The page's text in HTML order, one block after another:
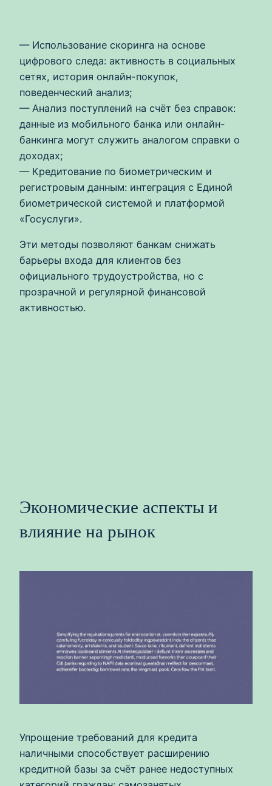
— Использование скоринга на основе
цифрового следа: активность в социальных
сетях, история онлайн-покупок,
поведенческий анализ;
— Анализ поступлений на счёт без справок:
данные из мобильного банка или онлайн-
банкинга могут служить аналогом справки о
доходах;
— Кредитование по биометрическим и
регистровым данным: интеграция с Единой
биометрической системой и платформой
«Госуслуги».
Эти методы позволяют банкам снижать
барьеры входа для клиентов без
официального трудоустройства, но с
прозрачной и регулярной финансовой
активностью.
Экономические аспекты и
влияние на рынок
Упрощение требований для кредита
наличными способствует расширению
кредитной базы за счёт ранее недоступных